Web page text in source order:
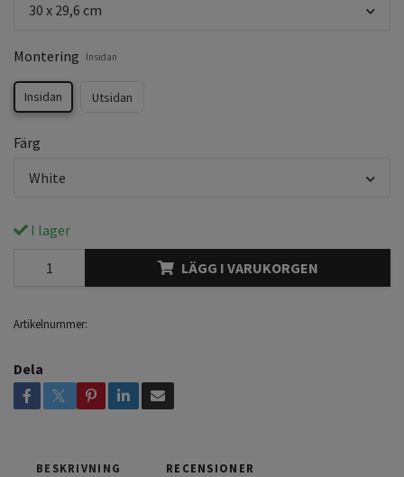
30 x 29,6 cm
Montering Insidan
Insidan Utsidan
Färg
White
I lager
LÄGG I VARUKORGEN
Artikelnummer:
Dela
BESKRIVNING RECENSIONER